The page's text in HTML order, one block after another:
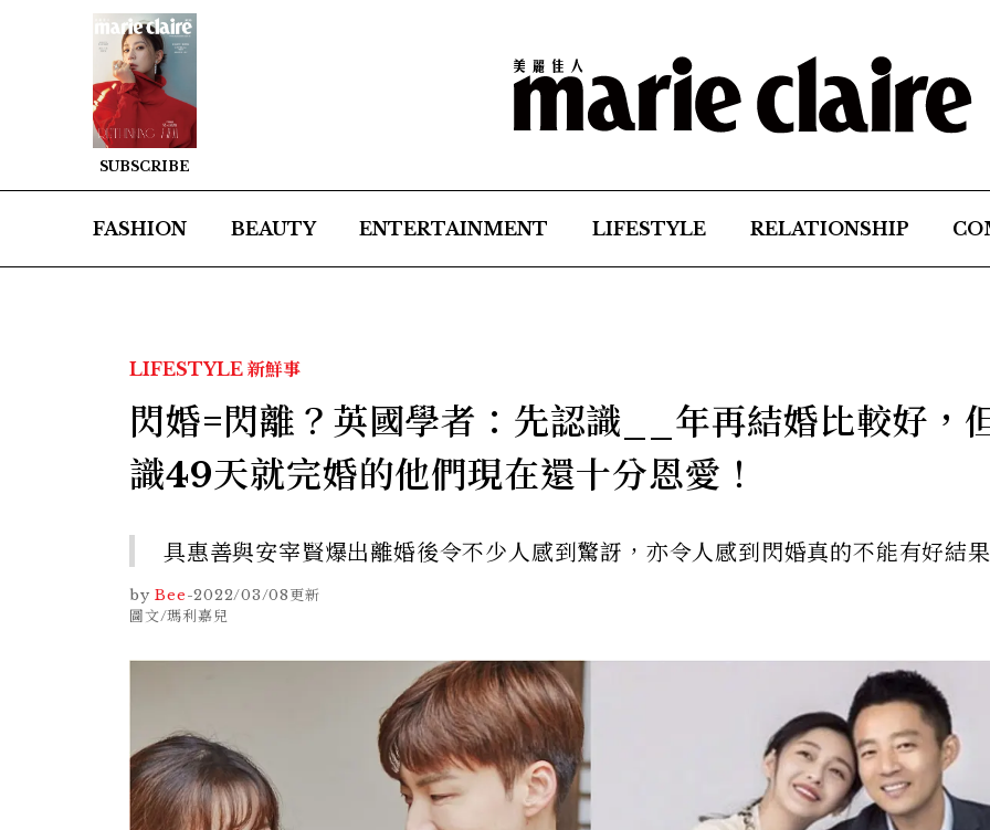
SUBSCRIBE
FASHION BEAUTY ENTERTAINMENT LIFESTYLE RELATIONSHIP
LIFESTYLE 新鮮事
閃婚=閃離？英國學者：先認識__年再結婚比較好，
識49天就完婚的他們現在還十分恩愛！
具惠善與安宰賢爆出離婚後令不少人感到驚訝，亦令人感到閃婚真的不能有好結
by Bee-2022/03/08更新
圖文/瑪利嘉兒